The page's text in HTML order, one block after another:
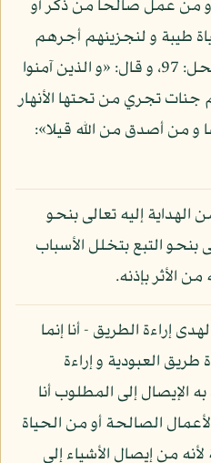
و قال: «و من عمل صالحا من ذكر أو
طيبة و لنجزينهم أجرهم
بأحسن ما كانوا يعملون»: النحل: 97، و قال: «و الذين آمنوا
تجري من تحتها الأنهار
و من أصدق من الله قيلا»:
الهداية إليه تعالى بنحو
بنحو التبع بتخلل الأسباب
الأثر بإذنه.
إراءة الطريق - أنا إنما
طريق العبودية و إراءة
الإيصال إلى المطلوب أنا
الصالحة أو من الحياة
من إيصال الأشياء إلى